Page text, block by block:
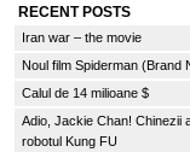
RECENT POSTS
Iran war – the movie
Noul film Spiderman (Brand
Calul de 14 milioane $
Adio, Jackie Chan! Chinezii
robotul Kung FU